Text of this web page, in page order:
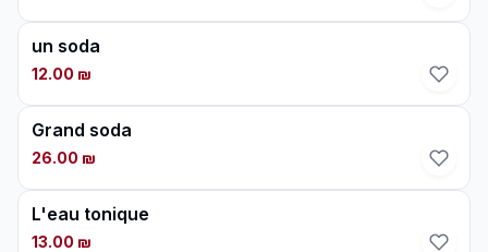
un soda
12.00 ₪
Grand soda
26.00 ₪
L'eau tonique
13.00 ₪